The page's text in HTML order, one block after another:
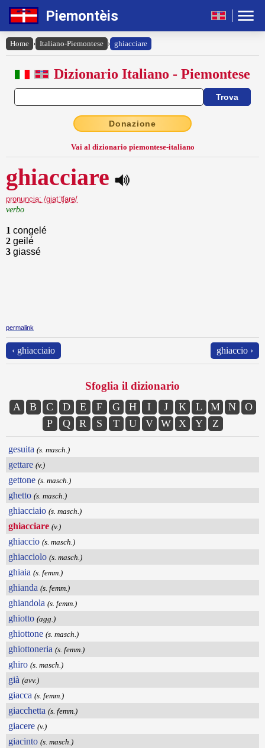
Piemontèis
Home › Italiano-Piemontese › ghiacciare
Dizionario Italiano - Piemontese
Donazione
Vai al dizionario piemontese-italiano
ghiacciare
pronuncia: /gjatˈʧare/
verbo
1 congelé
2 geilé
3 giassé
permalink
‹ ghiacciaio ghiaccio ›
Sfoglia il dizionario
A B C D E F G H I J K L M N
O
P
Q R S T U V W X Y Z
gesuita (s. masch.)
gettare (v.)
gettone (s. masch.)
ghetto (s. masch.)
ghiacciaio (s. masch.)
ghiacciare (v.)
ghiaccio (s. masch.)
ghiacciolo (s. masch.)
ghiaia (s. femm.)
ghianda (s. femm.)
ghiandola (s. femm.)
ghiotto (agg.)
ghiottone (s. masch.)
ghiottoneria (s. femm.)
ghiro (s. masch.)
già (avv.)
giacca (s. femm.)
giacchetta (s. femm.)
giacere (v.)
giacinto (s. masch.)